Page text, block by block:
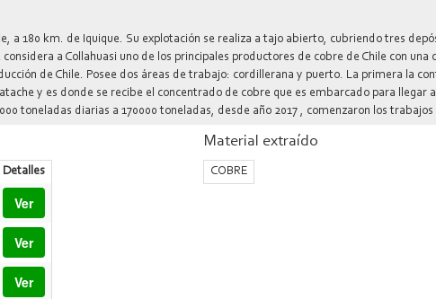
a 180 km. de Iquique. Su explotación se realiza a tajo abierto, cubriendo tres
a Collahuasi uno de los principales productores de cobre de Chile con
de Chile. Posee dos áreas de trabajo: cordillerana y puerto. La primera la
y es donde se recibe el concentrado de cobre que es embarcado para llegar
toneladas diarias a 170000 toneladas, desde año 2017 , comenzaron los
Detalles
Ver
Ver
Ver
Material extraído
COBRE